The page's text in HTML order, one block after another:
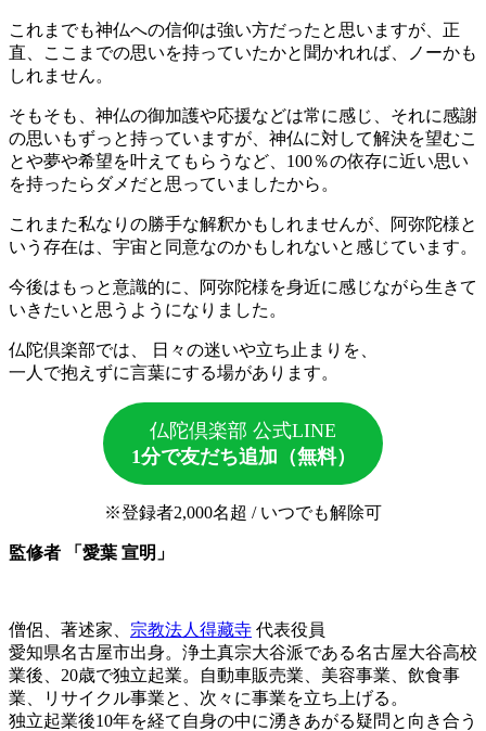
これまでも神仏への信仰は強い方だったと思いますが、正
直、ここまでの思いを持っていたかと聞かれれば、ノーかも
しれません。
そもそも、神仏の御加護や応援などは常に感じ、それに感謝
の思いもずっと持っていますが、神仏に対して解決を望むこ
とや夢や希望を叶えてもらうなど、100％の依存に近い思い
を持ったらダメだと思っていましたから。
これまた私なりの勝手な解釈かもしれませんが、阿弥陀様と
いう存在は、宇宙と同意なのかもしれないと感じています。
今後はもっと意識的に、阿弥陀様を身近に感じながら生きて
いきたいと思うようになりました。
仏陀倶楽部では、 日々の迷いや立ち止まりを、
一人で抱えずに言葉にする場があります。
仏陀倶楽部 公式LINE
1分で友だち追加（無料）
※登録者2,000名超 / いつでも解除可
監修者 「愛葉 宣明」
僧侶、著述家、 宗教法人得藏寺 代表役員
愛知県名古屋市出身。浄土真宗大谷派である名古屋大谷高校
業後、20歳で独立起業。自動車販売業、美容事業、飲食事
業、リサイクル事業と、次々に事業を立ち上げる。
独立起業後10年を経て自身の中に湧きあがる疑問と向き合う